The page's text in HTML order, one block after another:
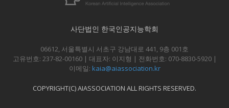
사단법인 한국인공지능학회
06612, 서울특별시 서초구 강남대로 441, 9층 001호
고유번호: 237-82-00160 | 대표자: 이지형 | 전화번호: 070-8830-5920 |
이메일: kaia@aiassociation.kr
COPYRIGHT(C) AIASSOCIATION ALL RIGHTS RESERVED.